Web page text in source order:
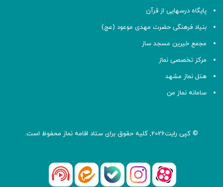
پایگاه درسهایی از قرآن
بنیاد فرهنگی حضرت مهدی موعود (عج)
مجمع خیرین مسجد ساز
مرکز تخصصی نماز
هتل نماز مشهد
سامانه نماز من
© کپی رایت2026, کلیه حقوق برای ستاد اقامه نماز محفوظ است.
آپارات اینستاگرام
بله ایتا